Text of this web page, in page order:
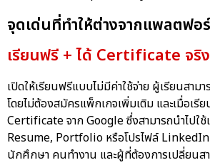
จุดเด่นที่ทำให้ต่างจากแพลตฟอ
เรียนฟรี + ได้ Certificate จริง
เปิดให้เรียนฟรีแบบไม่มีค่าใช้จ่าย ผู้เรียนสาม
โดยไม่ต้องสมัครแพ็กเกจเพิ่มเติม และเมื่อเรี
Certificate จาก Google ซึ่งสามารถนำไปใช้
Resume, Portfolio หรือโปรไฟล์ LinkedIn
นักศึกษา คนทำงาน และผู้ที่ต้องการเปลี่ยนส